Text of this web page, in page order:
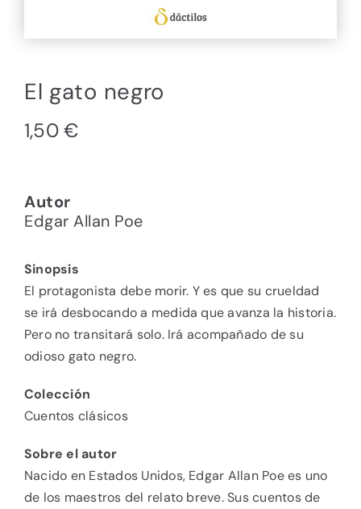
El gato negro
1,50€
Autor
Edgar Allan Poe
Sinopsis
El protagonista debe morir. Y es que su crueldad
se irá desbocando a medida que avanza la historia.
Pero no transitará solo. Irá acompañado de su
odioso gato negro.
Colección
Cuentos clásicos
Sobre el autor
Nacido en Estados Unidos, Edgar Allan Poe es uno
de los maestros del relato breve. Sus cuentos de